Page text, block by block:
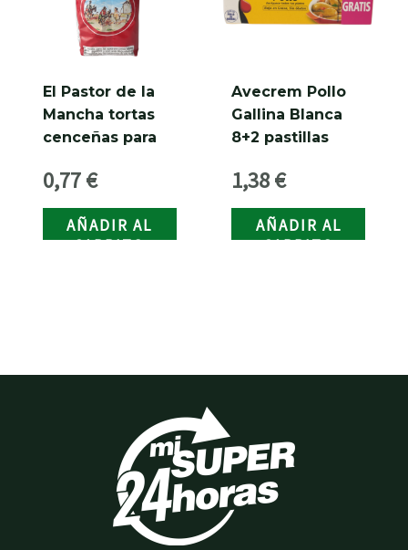
El Pastor de la
Mancha tortas
cenceñas para
Manchego 180
grs.
0,77€
AÑADIR AL
CARRITO
Avecrem Pollo
Gallina Blanca
8+2 pastillas
1,38€
AÑADIR AL
CARRITO